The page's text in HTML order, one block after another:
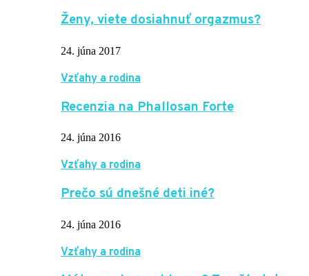
Ženy, viete dosiahnuť orgazmus?
24. júna 2017
Vzťahy a rodina
Recenzia na Phallosan Forte
24. júna 2016
Vzťahy a rodina
Prečo sú dnešné deti iné?
24. júna 2016
Vzťahy a rodina